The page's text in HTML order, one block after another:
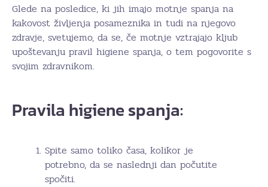
Glede na posledice, ki jih imajo motnje spanja na
kakovost življenja posameznika in tudi na njegovo
zdravje, svetujemo, da se, če motnje vztrajajo kljub
upoštevanju pravil higiene spanja, o tem pogovorite s
svojim zdravnikom.
Pravila higiene spanja:
Spite samo toliko časa, kolikor je
potrebno, da se naslednji dan počutite
spočiti.